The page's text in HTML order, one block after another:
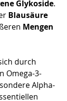
Glykoside.
Blausäure
Mengen
durch
Omega-3-
Alpha-